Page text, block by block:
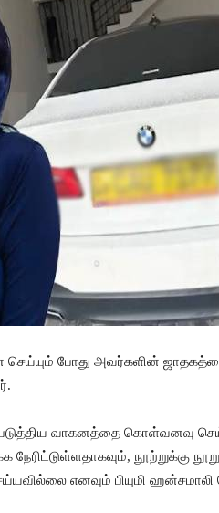
போது அவர்களின் ஜாதகத்தை
வாகனத்தை கொள்வனவு
நூற்றுக்கு
எனவும் பியுமி ஹன்சமாலி